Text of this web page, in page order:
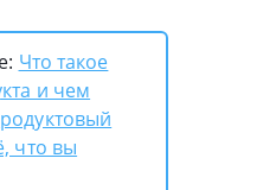
Что такое
и чем
что вы